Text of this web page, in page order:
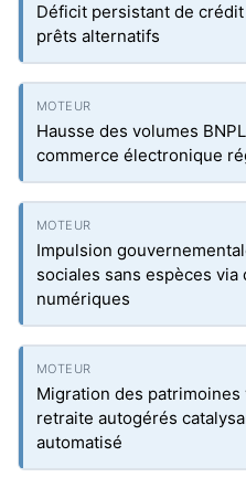
Déficit persistant de
prêts alternatifs
Hausse des volumes
commerce électronique
Impulsion
sociales sans espèces
numériques
Migration des
retraite autogérés
automatisé